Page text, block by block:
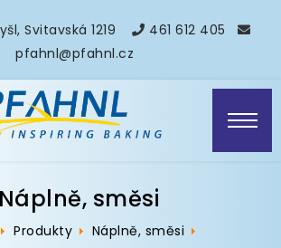
Svitavská 1219
461 612 405
pfahnl@pfahnl.cz
Náplně, směsi
Produkty
Náplně, směsi